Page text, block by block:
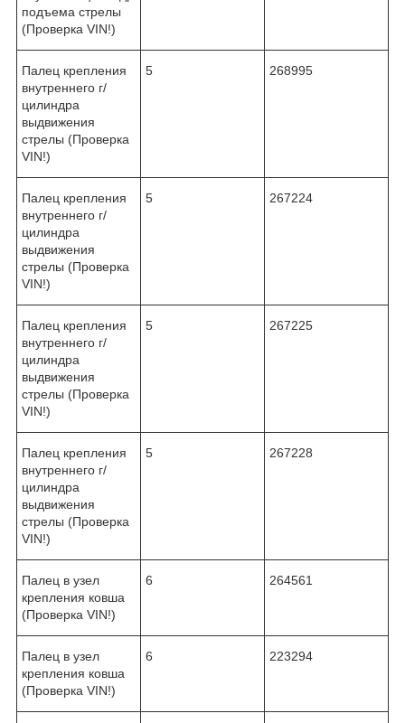
подъема стрелы
(Проверка VIN!)
Палец крепления
внутреннего г/
цилиндра
выдвижения
стрелы (Проверка
VIN!)
5 268995
Палец крепления
внутреннего г/
цилиндра
выдвижения
стрелы (Проверка
VIN!)
5 267224
Палец крепления
внутреннего г/
цилиндра
выдвижения
стрелы (Проверка
VIN!)
5 267225
Палец крепления
внутреннего г/
цилиндра
выдвижения
стрелы (Проверка
VIN!)
5 267228
Палец в узел
крепления ковша
(Проверка VIN!)
6 264561
Палец в узел
крепления ковша
(Проверка VIN!)
6 223294